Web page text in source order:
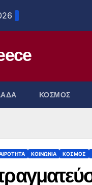
ΚΟΣΜΟΣ
ΚΟΙΝΩΝΙΑ ΚΟΣΜΟΣ